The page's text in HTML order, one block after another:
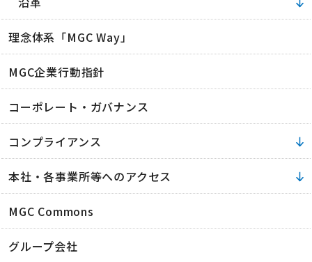
理念体系「MGC Way」
MGC企業行動指針
コーポレート・ガバナンス
コンプライアンス
本社・各事業所等へのアクセス
MGC Commons
グループ会社